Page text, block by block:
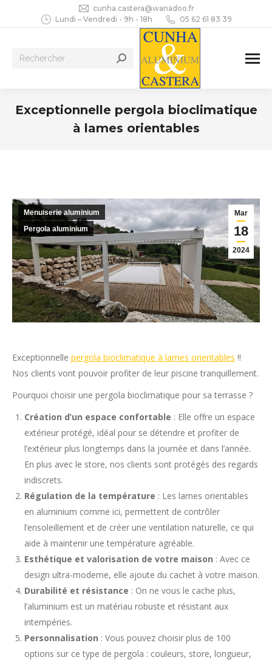
cunha.castera@wanadoo.fr
Lundi – Vendredi - 9h - 18h
05 62 61 83 39
Recherche
Exceptionnelle pergola bioclimatique
à lames orientables
Mar
18
2024
Menuiserie aluminium
Pergola aluminium
Exceptionnelle pergola bioclimatique à lames orientables !!
Nos clients vont pouvoir profiter de leur piscine tranquillement.
Pourquoi choisir une pergola bioclimatique pour sa terrasse ?
Création d’un espace confortable : Elle offre un espace
extérieur protégé, idéal pour se détendre et profiter de
l’extérieur plus longtemps dans la journée et dans l’année.
En plus avec le store, nos clients sont protégés des regards
indiscrets.
Régulation de la température : Les lames orientables
en aluminium comme ici, permettent de contrôler
l’ensoleillement et de créer une ventilation naturelle, ce qui
aide à maintenir une température agréable.
Esthétique et valorisation de votre maison : Avec ce
design ultra-moderne, elle ajoute du cachet à votre maison.
Durabilité et résistance : On ne vous le cache plus,
l’aluminium est un matériau robuste et résistant aux
intempéries.
Personnalisation : Vous pouvez choisir plus de 100
options sur ce type de pergola : couleurs, store, longueur,